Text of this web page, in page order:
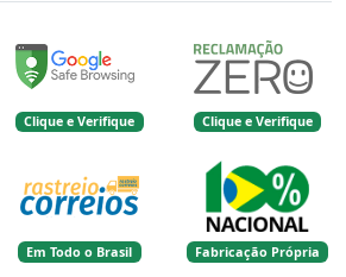
Clique e Verifique Clique e Verifique
Em Todo o Brasil Fabricação Própria